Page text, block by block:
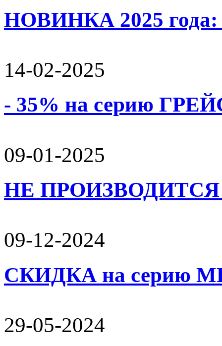
НОВИНКА 2025
14-02-2025
- 35% на серию
09-01-2025
НЕ
09-12-2024
СКИДКА на серию
29-05-2024